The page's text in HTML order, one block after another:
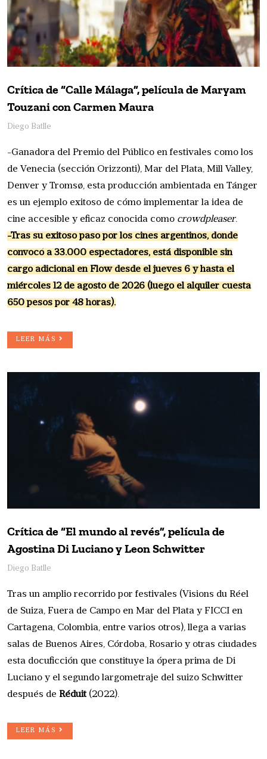
Crítica de “Calle Málaga”, película de Maryam
Touzani con Carmen Maura
Diego Batlle
-Ganadora del Premio del Público en festivales como los
de Venecia (sección Orizzonti), Mar del Plata, Mill Valley,
Denver y Tromsø, esta producción ambientada en Tánger
es un ejemplo exitoso de cómo implementar la idea de
cine accesible y eficaz conocida como crowdpleaser.
-Tras su exitoso paso por los cines argentinos, donde
convocó a 33.000 espectadores, está disponible sin
cargo adicional en Flow desde el jueves 6 y hasta el
miércoles 12 de agosto de 2026 (luego el alquiler cuesta
650 pesos por 48 horas).
LEER MÁS
Crítica de “El mundo al revés”, película de
Agostina Di Luciano y Leon Schwitter
Diego Batlle
Tras un amplio recorrido por festivales (Visions du Réel
de Suiza, Fuera de Campo en Mar del Plata y FICCI en
Cartagena, Colombia, entre varios otros), llega a varias
salas de Buenos Aires, Córdoba, Rosario y otras ciudades
esta docuficción que constituye la ópera prima de Di
Luciano y el segundo largometraje del suizo Schwitter
después de Réduit(2022).
LEER MÁS